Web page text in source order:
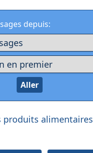
depuis:
produits alimentaires